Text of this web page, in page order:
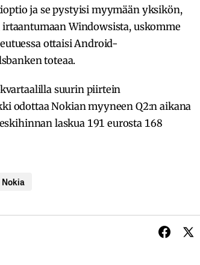
ja se pystyisi myymään yksikön,
Windowsista, uskomme
ottaisi Android-
toteaa.
suurin piirtein
odottaa Nokian myyneen Q2:n aikana
laskua 191 eurosta 168
Nokia